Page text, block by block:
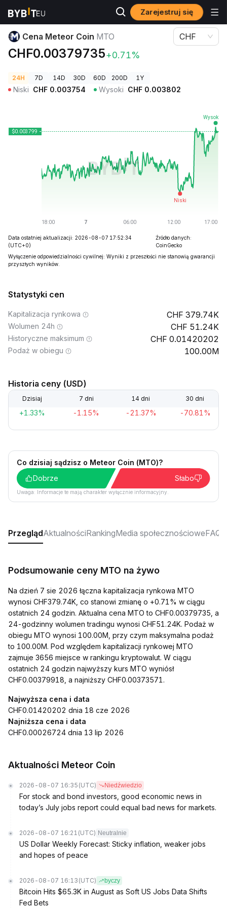
Zarejestruj się
Ceny kryptowalut Cena Meteor Coin MTO
Cena Meteor Coin MTO
CHF0.00379735+0.71%
CHF
24H 7D 14D 30D 60D 200D 1Y
Niski CHF 0.003754 Wysoki CHF 0.003802
Data ostatniej aktualizacji: 2026-08-07 17:52:34
(UTC+0)
Źródło danych:
CoinGecko
Wyłączenie odpowiedzialności cywilnej: Wyniki z przeszłości nie stanowią gwarancji
przyszłych wyników.
Statystyki cen
Kapitalizacja rynkowa 379.74K
Wolumen 24h 51.24K
Historyczne maksimum 0.01420202
Podaż w obiegu 100.00M
Historia ceny (USD)
Dzisiaj 7 dni 14 dni 30 dni
+1.33% -1.15% -21.37% -70.81%
Co dzisiaj sądzisz o Meteor Coin (MTO)?
Dobrze
Słabo
Uwaga: Informacje te mają charakter wyłącznie informacyjny.
PrzeglądAktualnościRankingMedia społecznościoweFAQ
Podsumowanie ceny MTO na żywo
Na dzień 7 sie 2026 łączna kapitalizacja rynkowa MTO
wynosi CHF379.74K, co stanowi zmianę o +0.71% w ciągu
ostatnich 24 godzin. Aktualna cena MTO to CHF0.00379735, a
24-godzinny wolumen tradingu wynosi CHF51.24K. Podaż w
obiegu MTO wynosi 100.00M, przy czym maksymalna podaż
to 100.00M. Pod względem kapitalizacji rynkowej MTO
zajmuje 3656 miejsce w rankingu kryptowalut. W ciągu
ostatnich 24 godzin najwyższy kurs MTO wyniósł
CHF0.00379918, a najniższy CHF0.00373571.
Najwyższa cena i data
CHF0.01420202 dnia 18 cze 2026
Najniższa cena i data
CHF0.00026724 dnia 13 lip 2026
Aktualności Meteor Coin
2026-08-07 16:35 (UTC) Niedźwiedzio
For stock and bond investors, good economic news in
today’s July jobs report could equal bad news for markets.
2026-08-07 16:21 (UTC) Neutralnie
US Dollar Weekly Forecast: Sticky inflation, weaker jobs
and hopes of peace
2026-08-07 16:13 (UTC) byczy
Bitcoin Hits $65.3K in August as Soft US Jobs Data Shifts
Fed Bets